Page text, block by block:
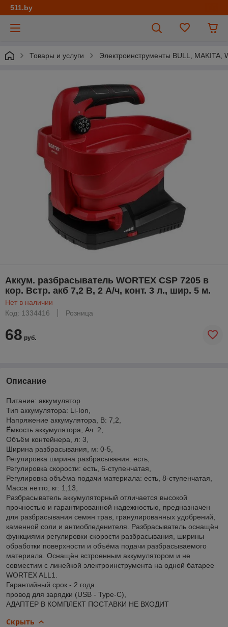
511.by
Товары и услуги Электроинструменты BULL,
Аккум. разбрасыватель WORTEX CSP 7205 в
кор. Встр. акб 7,2 В, 2 А/ч, конт. 3 л., шир. 5 м.
Нет в наличии
Код: 1334416
Розница
68 руб.
Описание
Питание: аккумулятор
Тип аккумулятора: Li-Ion,
Напряжение аккумулятора, В: 7,2,
Ёмкость аккумулятора, Ач: 2,
Объём контейнера, л: 3,
Ширина разбрасывания, м: 0-5,
Регулировка ширина разбрасывания: есть,
Регулировка скорости: есть, 6-ступенчатая,
Регулировка объёма подачи материала: есть, 8-ступенчатая,
Масса нетто, кг: 1,13,
Разбрасыватель аккумуляторный отличается высокой
прочностью и гарантированной надежностью, предназначен
для разбрасывания семян трав, гранулированных удобрений,
каменной соли и антиобледенителя. Разбрасыватель оснащён
функциями регулировки скорости разбрасывания, ширины
обработки поверхности и объёма подачи разбрасываемого
материала. Оснащён встроенным аккумулятором и не
совместим с линейкой электроинструмента на одной батарее
WORTEX ALL1.
Гарантийный срок - 2 года.
провод для зарядки (USB - Type-C),
АДАПТЕР В КОМПЛЕКТ ПОСТАВКИ НЕ ВХОДИТ
Скрыть